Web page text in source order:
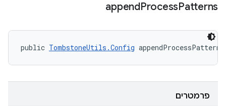
appendProcessPatterns
public TombstoneUtils.Config
פרמטרים